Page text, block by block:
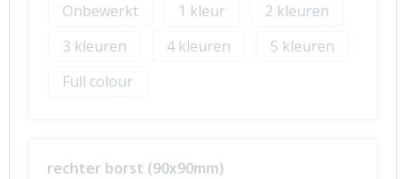
Onbewerkt
1
2
3
4
5
Full colour
rechter borst (90x90mm)